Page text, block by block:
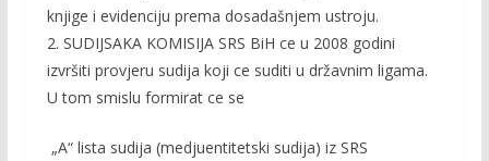
knjige i evidenciju prema dosadašnjem ustroju.
2. SUDIJSAKA KOMISIJA SRS BiH ce u 2008 godini
izvršiti provjeru sudija koji ce suditi u državnim ligama.
U tom smislu formirat ce se
„A“ lista sudija (medjuentitetski sudija) iz SRS